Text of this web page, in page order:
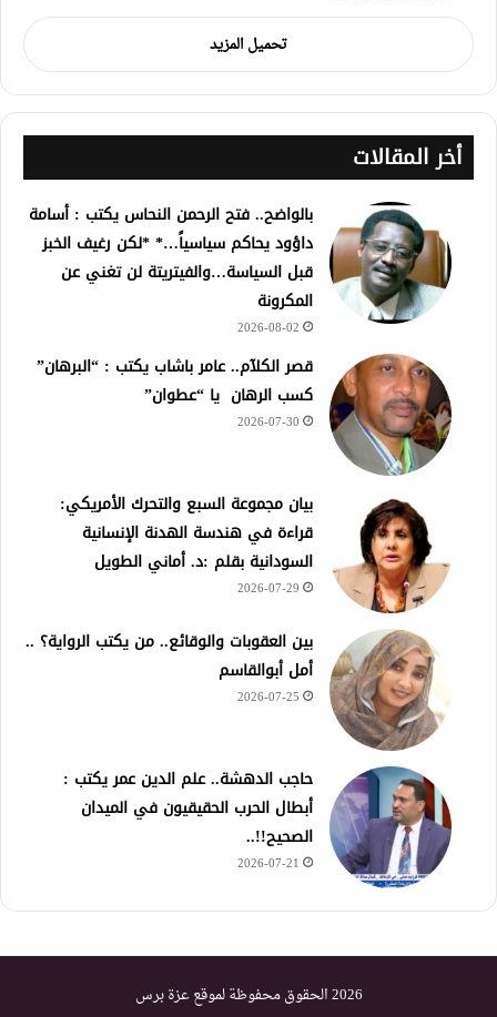
تحميل المزيد
أخر المقالات
بالواضح.. فتح الرحمن النحاس يكتب : أسامة
داؤود يحاكم سياسياً…* *لكن رغيف الخبز
قبل السياسة…والفيتريتة لن تغني عن
المكرونة
2026-08-02
قصر الكلآم.. عامر باشاب يكتب : “البرهان”
كسب الرهان يا “عطوان”
2026-07-30
بيان مجموعة السبع والتحرك الأمريكي:
قراءة في هندسة الهدنة الإنسانية
السودانية بقلم :د. أماني الطويل
2026-07-29
بين العقوبات والوقائع.. من يكتب الرواية؟ ..
أمل أبوالقاسم
2026-07-25
حاجب الدهشة.. علم الدين عمر يكتب :
أبطال الحرب الحقيقيون في الميدان
الصحيح!!..
2026-07-21
2026 الحقوق محفوظة لموقع عزة برس